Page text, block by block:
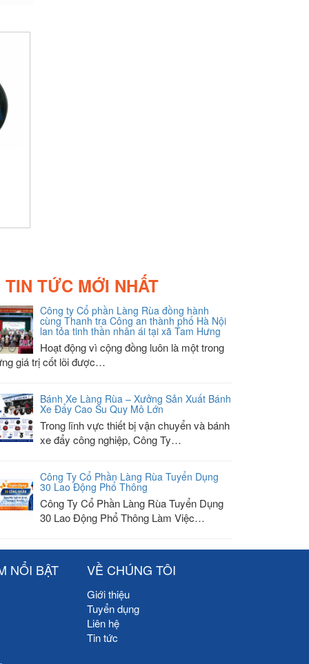
TIN TỨC MỚI NHẤT
Công ty Cổ phần Làng Rùa đồng hành
cùng Thanh tra Công an thành phố Hà Nội
lan tỏa tinh thần nhân ái tại xã Tam Hưng
Hoạt động vì cộng đồng luôn là một trong
giá trị cốt lõi được…
Bánh Xe Làng Rùa – Xưởng Sản Xuất Bánh
Xe Đẩy Cao Su Quy Mô Lớn
Trong lĩnh vực thiết bị vận chuyển và bánh
xe đẩy công nghiệp, Công Ty…
Công Ty Cổ Phần Làng Rùa Tuyển Dụng
30 Lao Động Phổ Thông
Công Ty Cổ Phần Làng Rùa Tuyển Dụng
30 Lao Động Phổ Thông Làm Việc…
NỔI BẬT VỀ CHÚNG TÔI
Giới thiệu
Tuyển dụng
Liên hệ
Tin tức